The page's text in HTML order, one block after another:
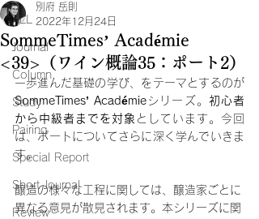
ALL
Journal
Column
Study
Pairing
Special Report
Short Journal
Review
SommeTimes’ Académie
<39>（ワイン概論35：ポート2）
別府 岳則
2022年12月24日
一歩進んだ基礎の学び、をテーマとするのが
SommeTimes’ Académie シリーズ。 初心者
から中級者までを対象 としています。今回
は、ポートについてさらに深く学んでいきま
す。
醸造の様々な工程に関しては、醸造家ごとに
異なる意見が散見されます。本シリーズに関